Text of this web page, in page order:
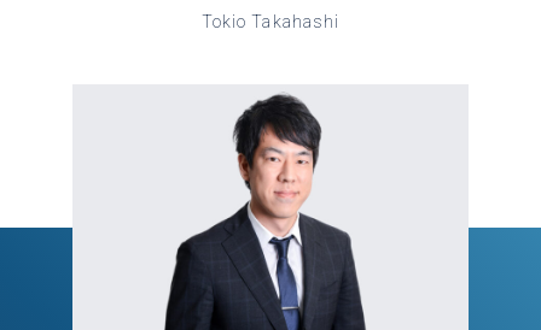
Tokio Takahashi